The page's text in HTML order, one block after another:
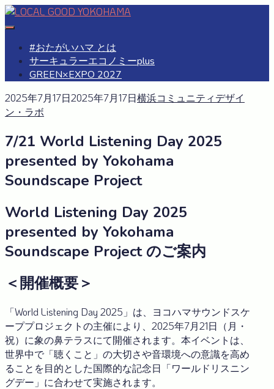
Skip
to
#おたがいハマ とは
サーキュラーエコノミーplus
GREEN×EXPO 2027
2025年7月17日2025年7月17日横浜コミュニティデザイ
ン・ラボ
7/21 World Listening Day 2025
presented by Yokohama
Soundscape Project
World Listening Day 2025
presented by Yokohama
Soundscape Project のご案内
＜開催概要＞
「World Listening Day 2025」は、ヨコハマサウンドスケ
ーププロジェクトの主催により、2025年7月21日（月・
祝）に象の鼻テラスにて開催されます。本イベントは、
世界中で「聴くこと」の大切さや音環境への意識を高め
ることを目的とした国際的な記念日「ワールドリスニン
グデー」に合わせて実施されます。